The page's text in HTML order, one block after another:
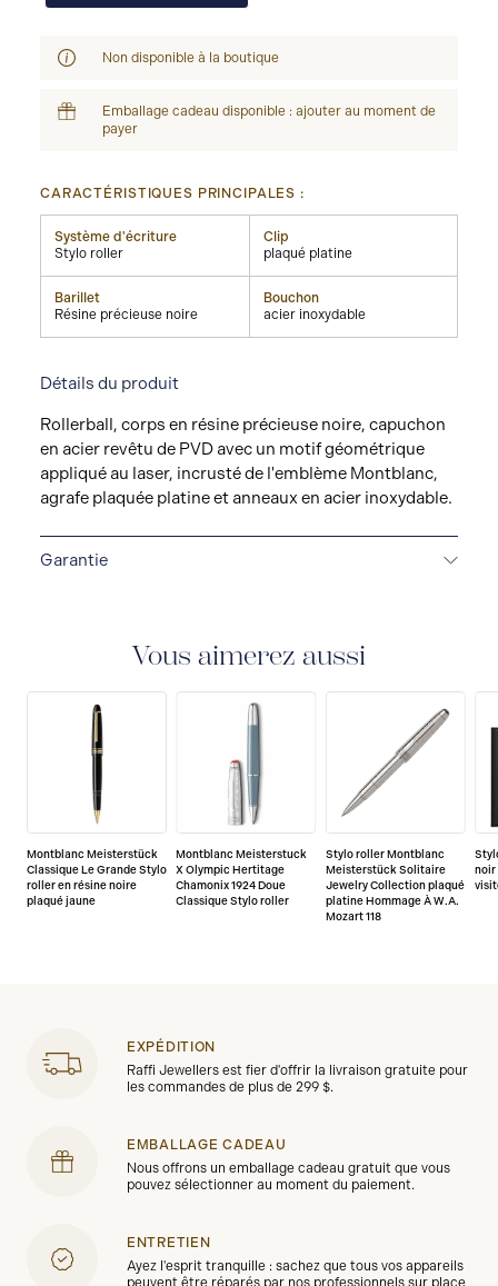
Non disponible à la boutique
Emballage cadeau disponible : ajouter au moment de
payer
CARACTÉRISTIQUES PRINCIPALES :
Système d'écriture
Stylo roller
Clip
plaqué platine
Barillet
Résine précieuse noire
Bouchon
acier inoxydable
Détails du produit
Rollerball, corps en résine précieuse noire, capuchon
en acier revêtu de PVD avec un motif géométrique
appliqué au laser, incrusté de l'emblème Montblanc,
agrafe plaquée platine et anneaux en acier inoxydable.
Garantie
d'achat, couvrant les défauts de fabrication et de
consulter notre document de garantie.
Vous aimerez aussi
Montblanc Meisterstück
Classique Le Grande Stylo
roller en résine noire
plaqué jaune
Montblanc Meisterstuck
X Olympic Hertitage
Chamonix 1924 Doue
Classique Stylo roller
Stylo roller Montblanc
Meisterstück Solitaire
Jewelry Collection plaqué
platine Hommage À W.A.
Mozart 118
noir
EXPÉDITION
Raffi Jewellers est fier d'offrir la livraison gratuite pour
les commandes de plus de 299 $.
EMBALLAGE CADEAU
Nous offrons un emballage cadeau gratuit que vous
pouvez sélectionner au moment du paiement.
ENTRETIEN
Ayez l'esprit tranquille : sachez que tous vos appareils